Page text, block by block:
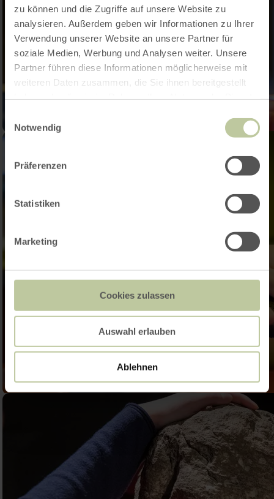
zu können und die Zugriffe auf unsere Website zu
analysieren. Außerdem geben wir Informationen zu Ihrer
Verwendung unserer Website an unsere Partner für
soziale Medien, Werbung und Analysen weiter. Unsere
Partner führen diese Informationen möglicherweise mit
weiteren Daten zusammen, die Sie ihnen bereitgestellt
Notwendig
Präferenzen
Statistiken
Marketing
Cookies zulassen
Auswahl erlauben
Ablehnen